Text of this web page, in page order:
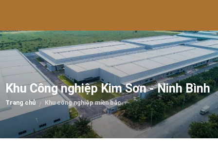
Khu Công nghiệp Kim Sơn - Ninh Bình
Trang chủ / Khu công nghiệp miền bắc